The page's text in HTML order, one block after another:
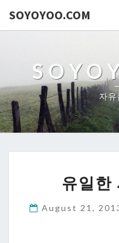
SOYOYOO.COM
자
유일한
August 21,